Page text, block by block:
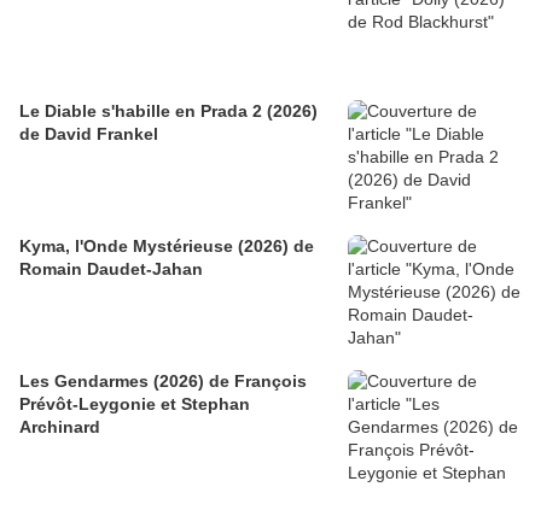
Le Diable s'habille en Prada 2 (2026)
de David Frankel
Kyma, l'Onde Mystérieuse (2026) de
Romain Daudet-Jahan
Les Gendarmes (2026) de François
Prévôt-Leygonie et Stephan
Archinard